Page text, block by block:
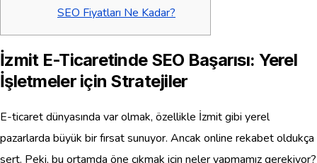
SEO Fiyatları Ne Kadar?
İzmit E-Ticaretinde SEO Başarısı: Yerel
İşletmeler için Stratejiler
E-ticaret dünyasında var olmak, özellikle İzmit gibi yerel
pazarlarda büyük bir fırsat sunuyor. Ancak online rekabet oldukça
sert. Peki, bu ortamda öne çıkmak için neler yapmamız gerekiyor?